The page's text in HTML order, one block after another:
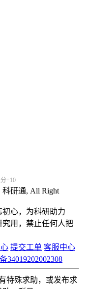
÷10
科研通, All Right
心，为科研助力
用，禁止任何人把
提交工单 客服中心
34019202002308
特殊求助，或发布求